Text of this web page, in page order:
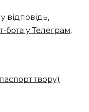
відповідь,
бота у Телеграм.
твору)